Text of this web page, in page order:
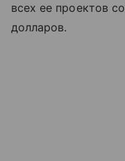
всех ее проектов
долларов.